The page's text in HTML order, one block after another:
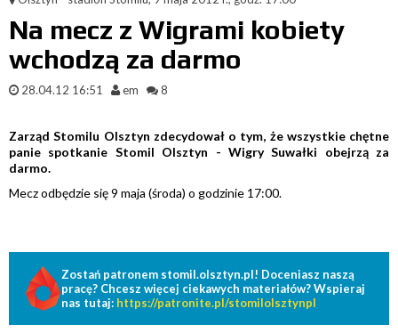
Na mecz z Wigrami kobiety
wchodzą za darmo
28.04.12 16:51 em 8
Zarząd Stomilu Olsztyn zdecydował o tym, że wszystkie chętne
panie spotkanie Stomil Olsztyn - Wigry Suwałki obejrzą za
darmo.
Mecz odbędzie się 9 maja (środa) o godzinie 17:00.
Zostań patronem stomil.olsztyn.pl! Doceniasz naszą
pracę? Chcesz więcej ciekawych materiałów? Wspieraj
nas tutaj: https://patronite.pl/stomilolsztynpl